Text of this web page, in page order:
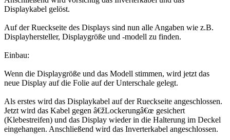
Displaykabel gelöst.
Auf der Rueckseite des Displays sind nun alle Angaben wie z.B.
Displayhersteller, Displaygröße und -modell zu finden.
Einbau:
Wenn die Displaygröße und das Modell stimmen, wird jetzt das
neue Display auf die Folie auf der Unterschale gelegt.
Als erstes wird das Displaykabel auf der Rueckseite angeschlossen.
Jetzt wird das Kabel gegen â€žLockerungâ€œ gesichert
(Klebestreifen) und das Display wieder in die Halterung im Deckel
eingehangen. Anschließend wird das Inverterkabel angeschlossen.